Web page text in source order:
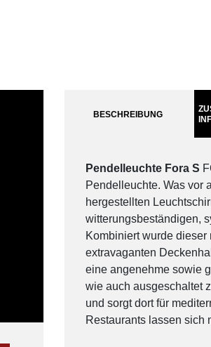
BESCHREIBUNG
Pendelleuchte Fora S
Pendelleuchte. Was vor
hergestellten
witterungsbeständigen,
Kombiniert wurde
extravaganten
eine angenehme sowie
wie auch ausgeschaltet
und sorgt dort für
Restaurants lassen sich